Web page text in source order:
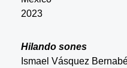
2023
Hilando sones
Ismael Vásquez